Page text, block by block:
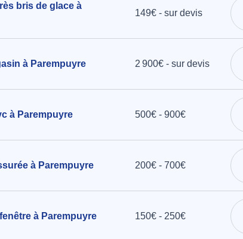
bris de glace à
149€ - sur devis
à Parempuyre 2 900€ - sur devis
à Parempuyre 500€ - 900€
à Parempuyre 200€ - 700€
à Parempuyre 150€ - 250€